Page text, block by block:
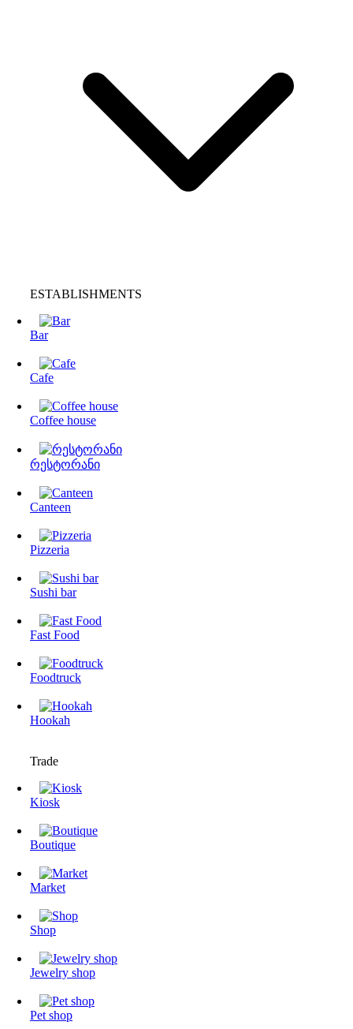
ESTABLISHMENTS
Bar
Cafe
Coffee house
რესტორანი
Canteen
Pizzeria
Sushi bar
Fast Food
Foodtruck
Hookah
Trade
Kiosk
Boutique
Market
Shop
Jewelry shop
Pet shop